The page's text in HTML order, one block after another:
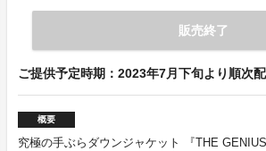
販売終了
ご提供予定時期：2023年7月下旬より順次
概要
究極の手ぶらダウンジャケット 『THE